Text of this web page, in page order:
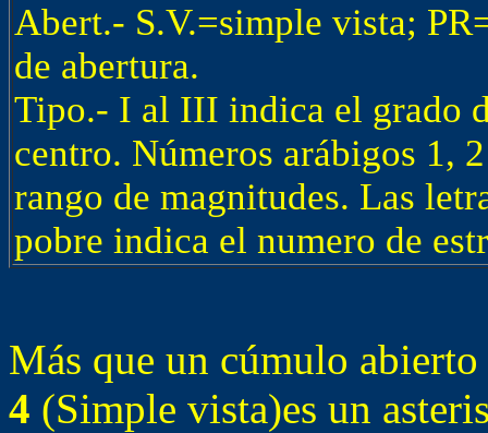
Abert.- S.V.=simple vista;
de abertura.
Tipo.- I al III indica el grado
centro. Números arábigos 1,
rango de magnitudes. Las
pobre indica el numero de
Más que un cúmulo
4 (Simple vista)es un